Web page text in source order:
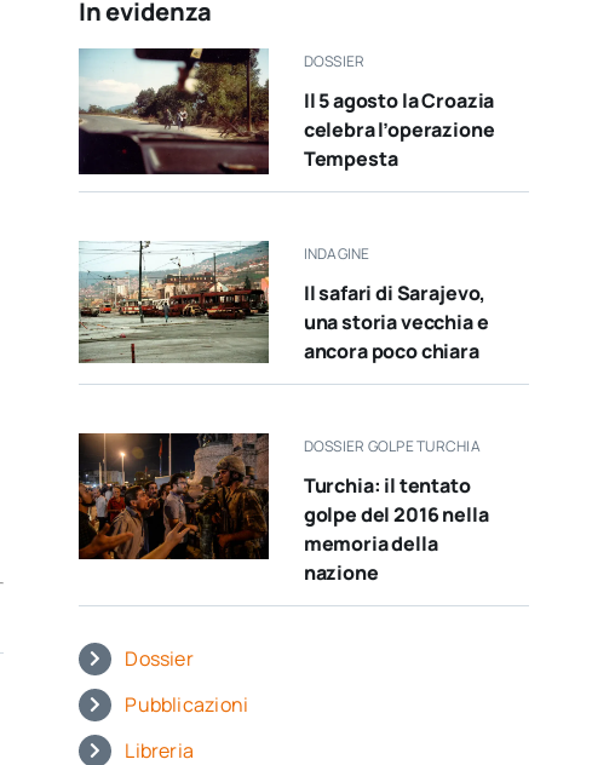
In evidenza
DOSSIER
Il 5 agosto la Croazia
celebra l’operazione
Tempesta
INDAGINE
Il safari di Sarajevo,
una storia vecchia e
ancora poco chiara
DOSSIER GOLPE TURCHIA
Turchia: il tentato
golpe del 2016 nella
memoria della
nazione
Dossier
Pubblicazioni
Libreria